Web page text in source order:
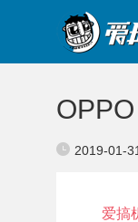
2019-01-
爱搞